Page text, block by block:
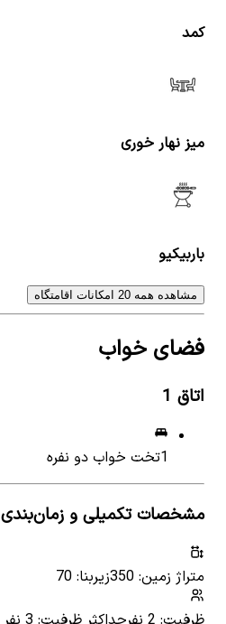
کمد
میز نهار خوری
باربیکیو
مشاهده همه 20 امکانات اقامتگاه
فضای خواب
اتاق 1
1تخت خواب دو نفره
مشخصات تکمیلی و زمان‌بندی
متراژ زمین: 350
زیربنا: 70